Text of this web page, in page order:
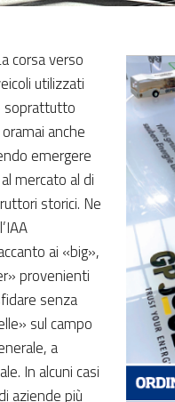
corsa verso
utilizzati
soprattutto
anche
emergere
mercato al di
storici. Ne
ai «big»,
provenienti
senza
sul campo
a
In alcuni casi
aziende più